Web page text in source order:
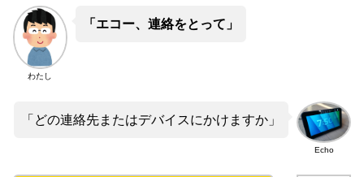
わたし
「エコー、連絡をとって」
Echo
「どの連絡先またはデバイスにかけますか」